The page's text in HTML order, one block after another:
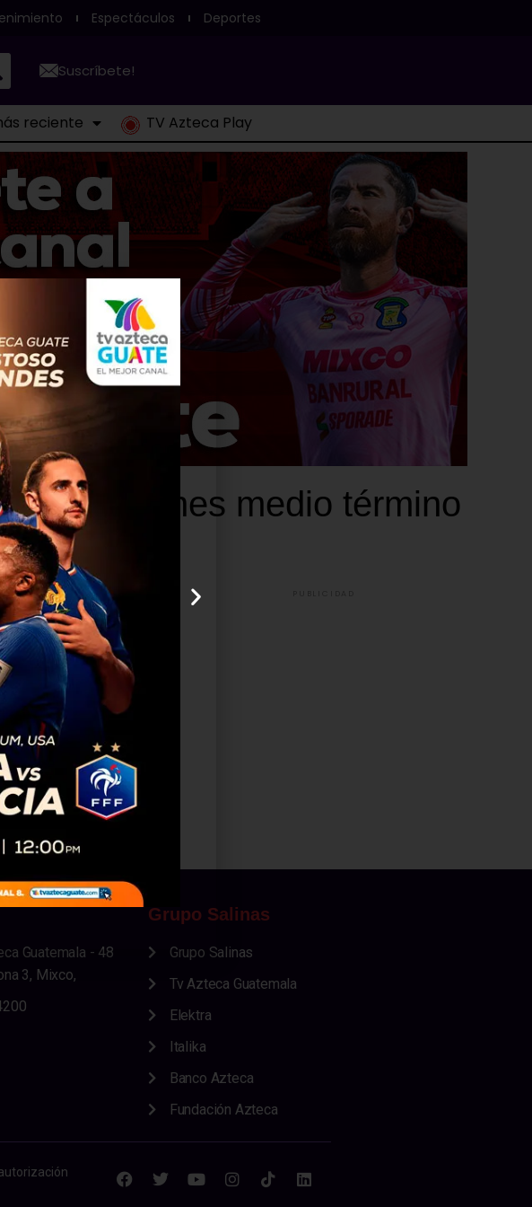
Espectáculos Deportes
Suscríbete!
reciente TV Azteca Play
"elecciones medio término
victoria
de
Milei, celebró
La
legislativas
como un...
Guatemala - 48
3, Mixco,
Grupo Salinas
Grupo Salinas
Tv Azteca Guatemala
Elektra
Italika
Banco Azteca
Fundación Azteca